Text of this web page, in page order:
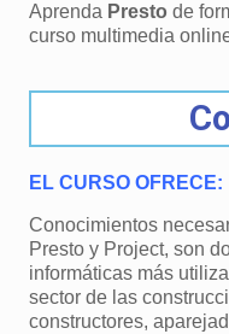
Aprenda Presto de
curso multimedia
EL CURSO OFRECE:
Conocimientos
Presto y Project, son
informáticas más
sector de las
constructores,